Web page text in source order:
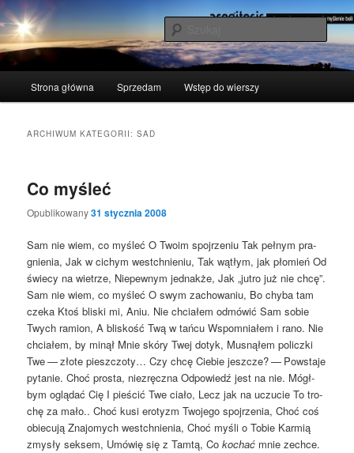
Przeskocz
do
tekstu
Przeskocz
do
widgetów
acogitosis
polscy naukowcy udowodnili: myślenie boli
Strona główna Sprzedam Wstęp do wierszy
ARCHIWUM KATEGORII:SAD
Co myśleć
Opublikowany31 stycznia 2008
Sam nie wiem, co myśleć O Two­im spoj­rze­niu Tak peł­nym pra­
gnie­nia, Jak w cichym wes­tchnie­niu, Tak wątłym, jak pło­mień Od
świe­cy na wie­trze, Nie­pew­nym jed­nak­że, Jak „jutro już nie chcę”.
Sam nie wiem, co myśleć O swym zacho­wa­niu, Bo chy­ba tam
cze­ka Ktoś bli­ski mi, Aniu. Nie chcia­łem odmó­wić Sam sobie
Twych ramion, A bli­skość Twą w tań­cu Wspo­mnia­łem i rano. Nie
chcia­łem, by minął Mnie skó­ry Twej dotyk, Musną­łem policz­ki
Twe — zło­te piesz­czo­ty… Czy chcę Cie­bie jesz­cze? — Powsta­je
pyta­nie. Choć pro­sta, nie­zręcz­na Odpo­wiedź jest na nie. Mógł­
bym oglą­dać Cię I pie­ścić Twe cia­ło, Lecz jak na uczu­cie To tro­
chę za mało.. Choć kusi ero­tyzm Two­je­go spoj­rze­nia, Choć coś
obie­cu­ją Zna­jo­mych wes­tchnie­nia, Choć myśli o Tobie Kar­mią
zmy­sły sek­sem, Umó­wię się z Tam­tą, Cokochać mnie zechce.